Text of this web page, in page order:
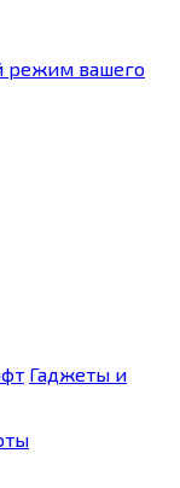
режим вашего
Гаджеты и